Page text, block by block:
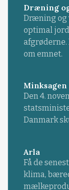
Dræning
Dræning og
optimal
afgrøderne.
om emnet.
Minksagen
Den 4.
Danmark
Arla
Få de
klima,